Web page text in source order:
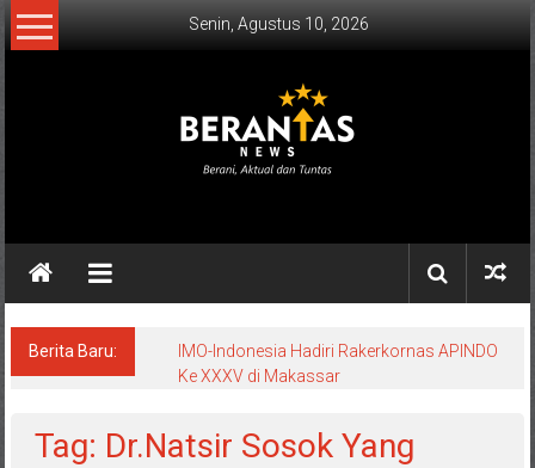
Lompat
ke
Senin, Agustus 10, 2026
NEWS
Aktual
Tuntas.
Berita Baru:
IMO-Indonesia Hadiri Rakerkornas APINDO
Ke XXXV di Makassar
Tag: Dr.Natsir Sosok Yang